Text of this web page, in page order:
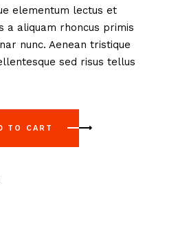
elementum lectus et
a aliquam rhoncus primis
nunc. Aenean tristique
sed risus tellus
TO CART